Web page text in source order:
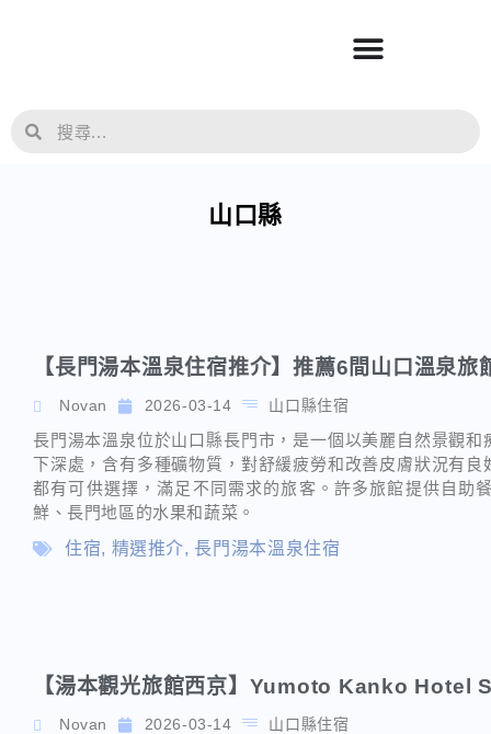
山口縣
【長門湯本溫泉住宿推介】推薦6間山口溫泉旅
Novan 2026-03-14 山口縣住宿
長門湯本溫泉位於山口縣長門市，是一個以美麗自然景觀
下深處，含有多種礦物質，對舒緩疲勞和改善皮膚狀況有
都有可供選擇，滿足不同需求的旅客。許多旅館提供自助
鮮、長門地區的水果和蔬菜。
住宿, 精選推介, 長門湯本溫泉住宿
【湯本觀光旅館西京】Yumoto Kanko Hotel
Novan 2026-03-14 山口縣住宿